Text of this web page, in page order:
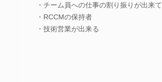
・チーム員への仕事の割り振りが出来
・RCCMの保持者
・技術営業が出来る